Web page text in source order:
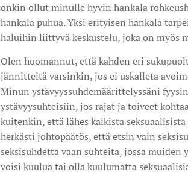
onkin ollut minulle hyvin hankala
hankala puhua. Yksi erityisen hankala
haluihin liittyvä keskustelu, joka on myös
Olen huomannut, että kahden eri
jännitteitä varsinkin, jos ei uskalleta
Minun ystävyyssuhdemäärittelyssäni
ystävyysuhteisiin, jos rajat ja toiveet
kuitenkin, että lähes kaikista
herkästi johtopäätös, että etsin vain
seksisuhdetta vaan suhteita, jossa
voisi kuulua tai olla kuulumatta